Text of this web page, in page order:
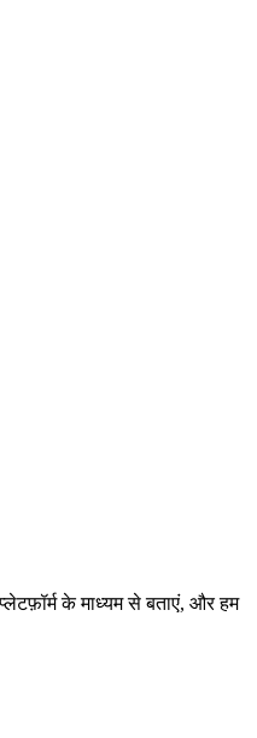
के माध्यम से बताएं, और हम